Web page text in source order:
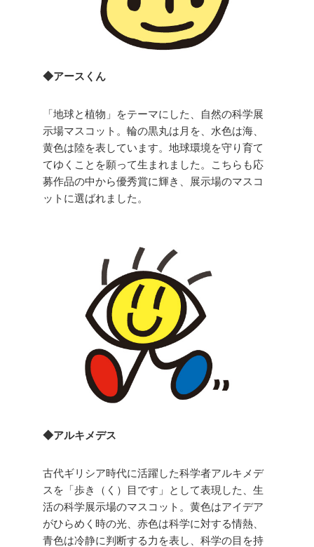
◆アースくん
「地球と植物」をテーマにした、自然の科学展
示場マスコット。輪の黒丸は月を、水色は海、
黄色は陸を表しています。地球環境を守り育て
てゆくことを願って生まれました。こちらも応
募作品の中から優秀賞に輝き、展示場のマスコ
ットに選ばれました。
◆アルキメデス
古代ギリシア時代に活躍した科学者アルキメデ
スを「歩き（く）目です」として表現した、生
活の科学展示場のマスコット。黄色はアイデア
がひらめく時の光、赤色は科学に対する情熱、
青色は冷静に判断する力を表し、科学の目を持